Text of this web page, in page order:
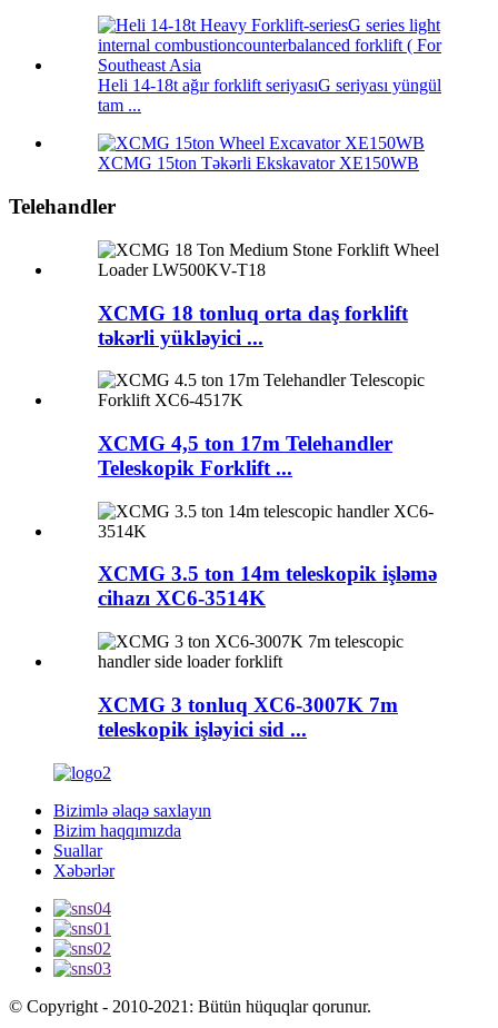
Heli 14-18t ağır forklift seriyasıG seriyası yüngül
tam ...
XCMG 15ton Təkərli Ekskavator XE150WB
Telehandler
XCMG 18 tonluq orta daş forklift
təkərli yükləyici ...
XCMG 4,5 ton 17m Telehandler
Teleskopik Forklift ...
XCMG 3.5 ton 14m teleskopik işləmə
cihazı XC6-3514K
XCMG 3 tonluq XC6-3007K 7m
teleskopik işləyici sid ...
Bizimlə əlaqə saxlayın
Bizim haqqımızda
Suallar
Xəbərlər
© Copyright - 2010-2021: Bütün hüquqlar qorunur.